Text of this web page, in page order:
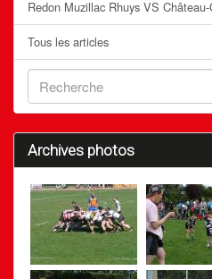
Redon Muzillac Rhuys VS
Tous les articles
Archives photos